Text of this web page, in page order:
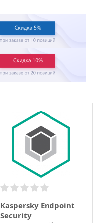
Kaspersky Endpoint
Security